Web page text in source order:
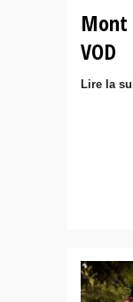
Mont
VOD
Lire la